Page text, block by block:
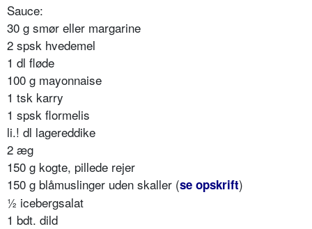
Sauce:
30 g smør eller margarine
2 spsk hvedemel
1 dl fløde
100 g mayonnaise
1 tsk karry
1 spsk flormelis
li.! dl lagereddike
2 æg
150 g kogte, pillede rejer
150 g blåmuslinger uden skaller (se opskrift)
½ icebergsalat
1 bdt. dild